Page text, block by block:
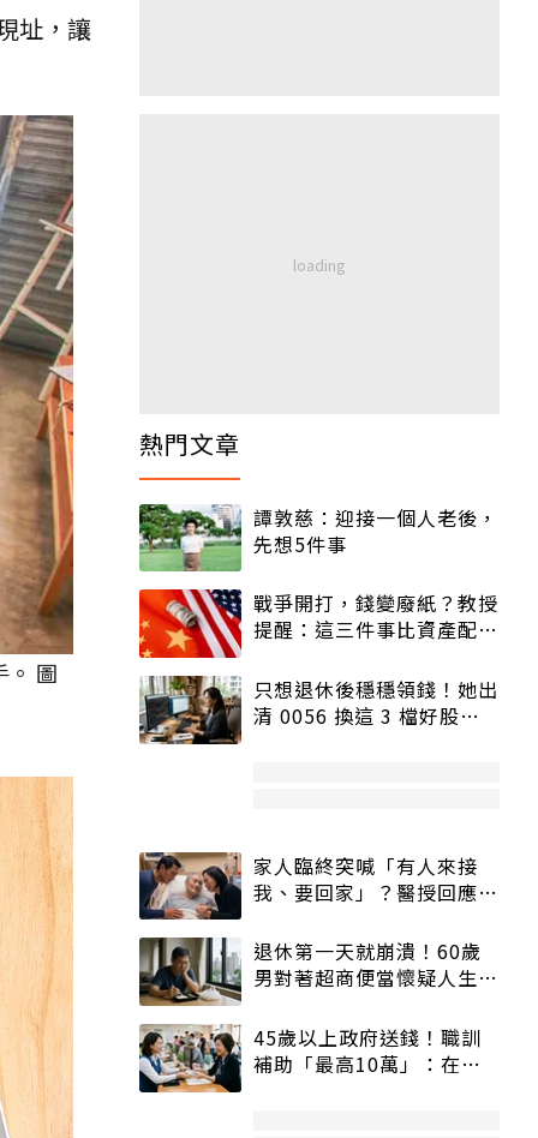
址，讓
。 圖
熱門文章
譚敦慈：迎接一個人老後，
先想5件事
戰爭開打，錢變廢紙？教授
提醒：這三件事比資產配置
只想退休後穩穩領錢！她出
清 0056 換這 3 檔好股：
家人臨終突喊「有人來接
我、要回家」？醫授回應方
退休第一天就崩潰！60歲
男對著超商便當懷疑人生
45歲以上政府送錢！職訓
補助「最高10萬」：在